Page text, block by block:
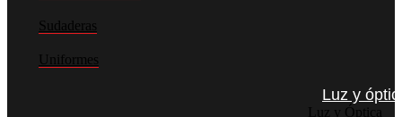
Sudaderas
Uniformes
Luz y
Luz y Óptica